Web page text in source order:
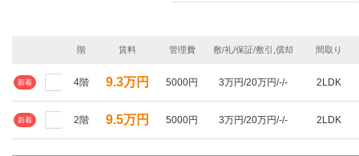
階 賃料 管理費 敷/礼/保証/敷引,償却 間取り
新着 4階 9.3万円 5000円 3万円/20万円/-/- 2LDK
新着 2階 9.5万円 5000円 3万円/20万円/-/- 2LDK